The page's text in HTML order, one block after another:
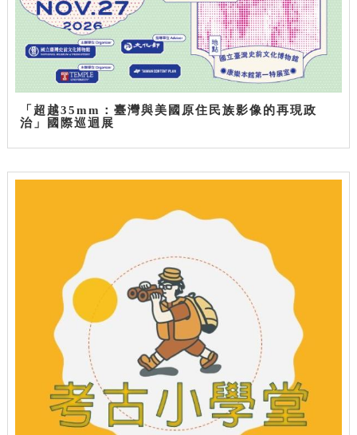
「超越35mm：臺灣與美國原住民族影像的再現政
治」國際巡迴展